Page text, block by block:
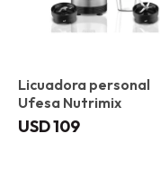
Licuadora personal
Ufesa Nutrimix
USD109